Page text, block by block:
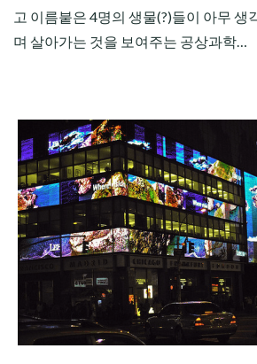
고 이름붙은 4명의 생물(?)들이 아무 생
며 살아가는 것을 보여주는 공상과학…